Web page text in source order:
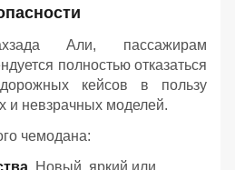
Али, пассажирам
полностью отказаться
кейсов в пользу
и невзрачных моделей.
чемодана:
Новый, яркий или